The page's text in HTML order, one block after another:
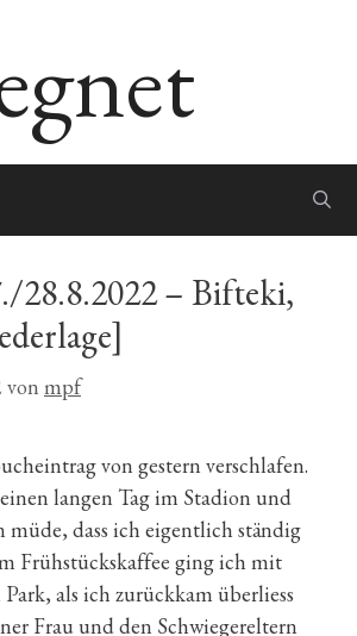
28.8.2022 – Bifteki,
von mpf
von gestern verschlafen.
langen Tag im Stadion und
müde, dass ich eigentlich ständig
Frühstückskaffee ging ich mit
als ich zurückkam überliess
Frau und den Schwiegereltern